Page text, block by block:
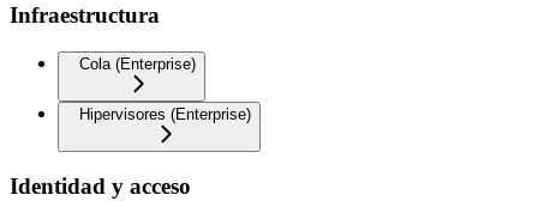
Infraestructura
Cola (Enterprise)
Hipervisores (Enterprise)
Identidad y acceso